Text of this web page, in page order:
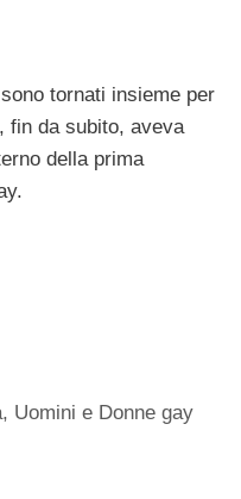
tornati insieme per
fin da subito, aveva
della prima
, Uomini e Donne gay